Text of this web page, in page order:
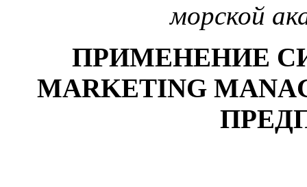
морской
ПРИМЕНЕНИЕ
MARKETING